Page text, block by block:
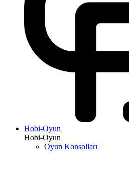
Hobi-Oyun
Hobi-Oyun
Oyun Konsolları